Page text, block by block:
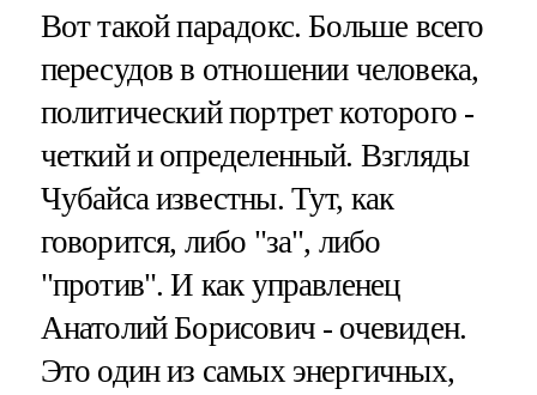
Вот такой парадокс. Больше всего
пересудов в отношении человека,
политический портрет которого -
четкий и определенный. Взгляды
Чубайса известны. Тут, как
говорится, либо "за", либо
"против". И как управленец
Анатолий Борисович - очевиден.
Это один из самых энергичных,